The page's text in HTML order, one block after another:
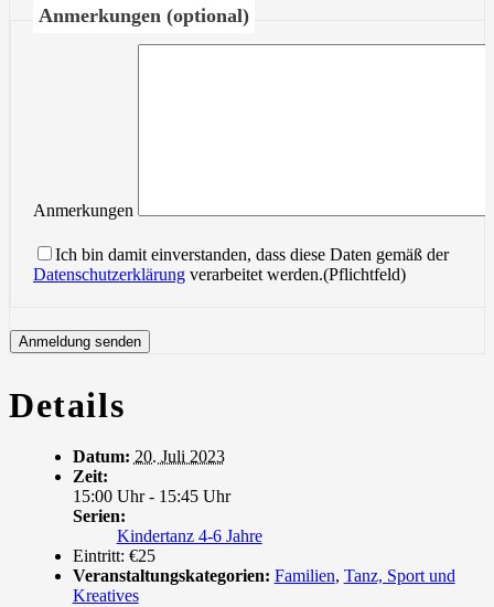
Anmerkungen (optional)
Anmerkungen
Ich bin damit einverstanden, dass diese Daten gemäß der
Datenschutzerklärung verarbeitet werden.(Pflichtfeld)
Details
Datum: 20. Juli 2023
Zeit:
15:00 Uhr - 15:45 Uhr
Serien:
Kindertanz 4-6 Jahre
Eintritt: €25
Veranstaltungskategorien: Familien, Tanz, Sport und
Kreatives